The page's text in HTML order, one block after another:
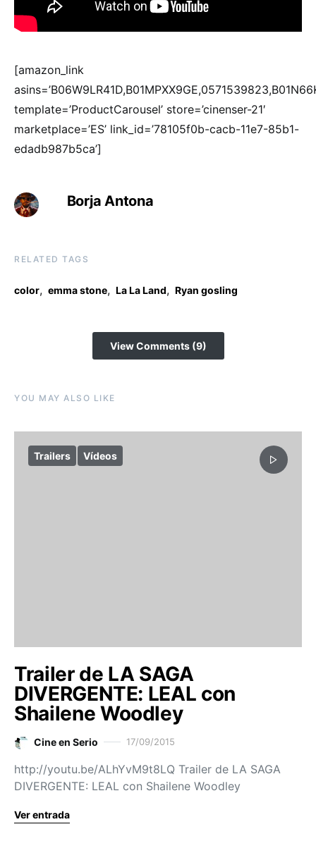
[amazon_link
template=’ProductCarousel’ store=’cinenser-21′
marketplace=’ES’ link_id=’78105f0b-cacb-11e7-85b1-
edadb987b5ca’]
Borja Antona
RELATED TAGS
color, emma stone, La La Land, Ryan gosling
View Comments (9)
YOU MAY ALSO LIKE
Trailers Vídeos
Trailer de LA SAGA
DIVERGENTE: LEAL con
Shailene Woodley
Cine en Serio 17/09/2015
http://youtu.be/ALhYvM9t8LQ Trailer de LA SAGA
DIVERGENTE: LEAL con Shailene Woodley
Ver entrada